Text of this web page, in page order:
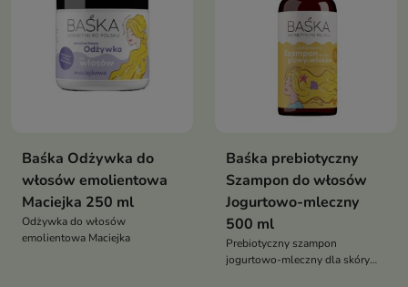
Baśka Odżywka do
włosów emolientowa
Maciejka 250 ml
Odżywka do włosów
emolientowa Maciejka
Baśka prebiotyczny
Szampon do włosów
Jogurtowo-mleczny
500 ml
Prebiotyczny szampon
jogurtowo-mleczny dla skóry